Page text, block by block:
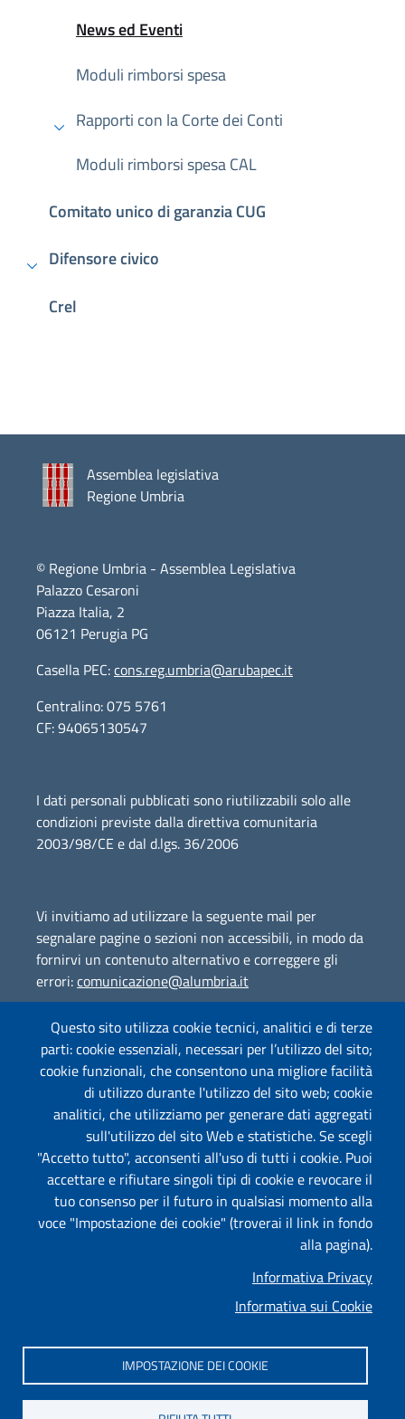
News ed EventiAttivo
Moduli rimborsi spesa
Rapporti con la Corte dei Conti
Moduli rimborsi spesa CAL
Comitato unico di garanzia CUG
Difensore civico
Crel
Assemblea legislativa
Regione Umbria
© Regione Umbria - Assemblea Legislativa
Palazzo Cesaroni
Piazza Italia, 2
06121 Perugia PG
Casella PEC:cons.reg.umbria@arubapec.it
Centralino: 075 5761
CF: 94065130547
I dati personali pubblicati sono riutilizzabili solo alle
condizioni previste dalla direttiva comunitaria
2003/98/CE e dal d.lgs. 36/2006
Vi invitiamo ad utilizzare la seguente mail per
segnalare pagine o sezioni non accessibili, in modo da
fornirvi un contenuto alternativo e correggere gli
errori:comunicazione@alumbria.it
Amministrazione Trasparente
Segnalazione Illeciti(whistleblowing)
Albo on-line
Piè di pagina
Useful links section
Impostazione dei cookie
Dichiarazione di accessibilità
Questo sito utilizza cookie tecnici, analitici e di terze
parti: cookie essenziali, necessari per l’utilizzo del sito;
cookie funzionali, che consentono una migliore facilità
di utilizzo durante l'utilizzo del sito web; cookie
analitici, che utilizziamo per generare dati aggregati
sull'utilizzo del sito Web e statistiche. Se scegli
"Accetto tutto", acconsenti all'uso di tutti i cookie. Puoi
accettare e rifiutare singoli tipi di cookie e revocare il
tuo consenso per il futuro in qualsiasi momento alla
voce "Impostazione dei cookie" (troverai il link in fondo
alla pagina).
Informativa Privacy
Informativa sui Cookie
IMPOSTAZIONE DEI COOKIE